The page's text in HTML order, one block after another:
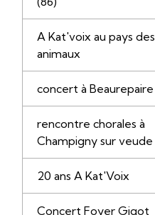
A Kat'voix au pays des
animaux
concert à Beaurepaire
rencontre chorales à
Champigny sur veude
20 ans A Kat'Voix
Concert Foyer Gigot